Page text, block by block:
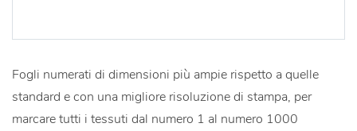
Fogli numerati di dimensioni più ampie rispetto a quelle
standard e con una migliore risoluzione di stampa, per
marcare tutti i tessuti dal numero 1 al numero 1000